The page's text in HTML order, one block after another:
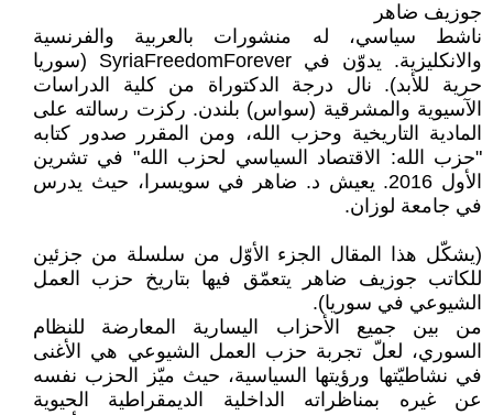
جوزيف ضاهر
ناشط سياسي، له منشورات بالعربية والفرنسية
والانكليزية. يدوّن في SyriaFreedomForever (سوريا
حرية للأبد). نال درجة الدكتوراة من كلية الدراسات
الآسيوية والمشرقية (سواس) بلندن. ركزت رسالته على
المادية التاريخية وحزب الله، ومن المقرر صدور كتابه
"حزب الله: الاقتصاد السياسي لحزب الله" في تشرين
الأول 2016. يعيش د. ضاهر في سويسرا، حيث يدرس
في جامعة لوزان.
(يشكّل هذا المقال الجزء الأوّل من سلسلة من جزئين
للكاتب جوزيف ضاهر يتعمّق فيها بتاريخ حزب العمل
الشيوعي في سوريا).
من بين جميع الأحزاب اليسارية المعارضة للنظام
السوري، لعلّ تجربة حزب العمل الشيوعي هي الأغنى
في نشاطيّتها ورؤيتها السياسية، حيث ميّز الحزب نفسه
عن غيره بمناظراته الداخلية الديمقراطية الحيوية